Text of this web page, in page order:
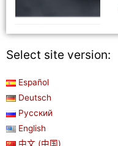
Select site version:
Español
Deutsch
Русский
English
中文 (中国)